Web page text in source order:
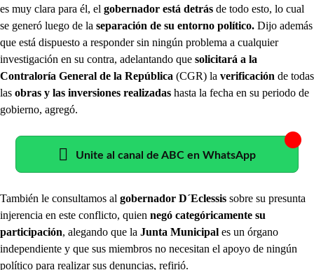
es muy clara para él, el gobernador está detrás de todo esto, lo cual
se generó luego de la separación de su entorno político. Dijo además
que está dispuesto a responder sin ningún problema a cualquier
investigación en su contra, adelantando que solicitará a la
Contraloría General de la República (CGR) la verificación de todas
las obras y las inversiones realizadas hasta la fecha en su periodo de
gobierno, agregó.
Unite al canal de ABC en WhatsApp
También le consultamos al gobernador D´Eclessis sobre su presunta
injerencia en este conflicto, quien negó categóricamente su
participación, alegando que la Junta Municipal es un órgano
independiente y que sus miembros no necesitan el apoyo de ningún
político para realizar sus denuncias, refirió.